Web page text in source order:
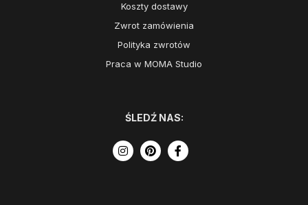
Koszty dostawy
Zwrot zamówienia
Polityka zwrotów
Praca w MOMA Studio
ŚLEDŹ NAS: